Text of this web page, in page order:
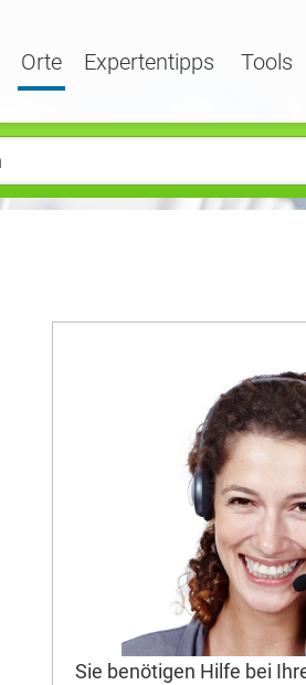
Orte Expertentipps Tools
Sie benötigen Hilfe bei